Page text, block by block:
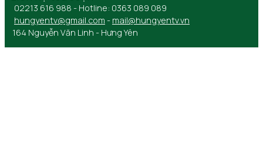
02213 616 988 - Hotline: 0363 089 089
hungyentv@gmail.com - mail@hungyentv.vn
164 Nguyễn Văn Linh - Hưng Yên